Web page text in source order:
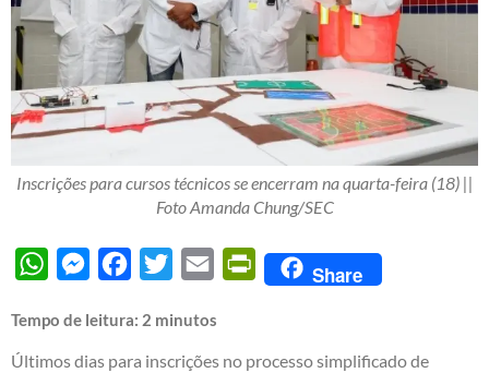
Inscrições para cursos técnicos se encerram na quarta-feira (18) ||
Foto Amanda Chung/SEC
WhatsAppMessengerFacebook
Twitter Email PrintFriendly
Share
Tempo de leitura: 2 minutos
Últimos dias para inscrições no processo simplificado de